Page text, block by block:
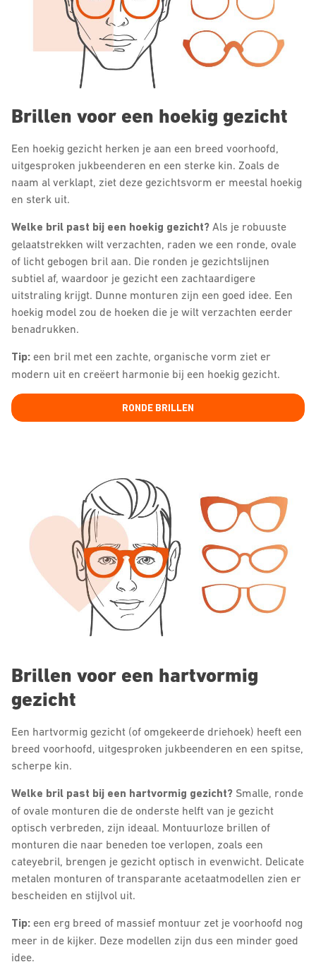
Brillen voor een hoekig gezicht
Een hoekig gezicht herken je aan een breed voorhoofd,
uitgesproken jukbeenderen en een sterke kin. Zoals de
naam al verklapt, ziet deze gezichtsvorm er meestal hoekig
en sterk uit.
Welke bril past bij een hoekig gezicht? Als je robuuste
gelaatstrekken wilt verzachten, raden we een ronde, ovale
of licht gebogen bril aan. Die ronden je gezichtslijnen
subtiel af, waardoor je gezicht een zachtaardigere
uitstraling krijgt. Dunne monturen zijn een goed idee. Een
hoekig model zou de hoeken die je wilt verzachten eerder
benadrukken.
Tip: een bril met een zachte, organische vorm ziet er
modern uit en creëert harmonie bij een hoekig gezicht.
RONDE BRILLEN
Brillen voor een hartvormig
gezicht
Een hartvormig gezicht (of omgekeerde driehoek) heeft een
breed voorhoofd, uitgesproken jukbeenderen en een spitse,
scherpe kin.
Welke bril past bij een hartvormig gezicht? Smalle, ronde
of ovale monturen die de onderste helft van je gezicht
optisch verbreden, zijn ideaal. Montuurloze brillen of
monturen die naar beneden toe verlopen, zoals een
cateyebril, brengen je gezicht optisch in evenwicht. Delicate
metalen monturen of transparante acetaatmodellen zien er
bescheiden en stijlvol uit.
Tip: een erg breed of massief montuur zet je voorhoofd nog
meer in de kijker. Deze modellen zijn dus een minder goed
idee.